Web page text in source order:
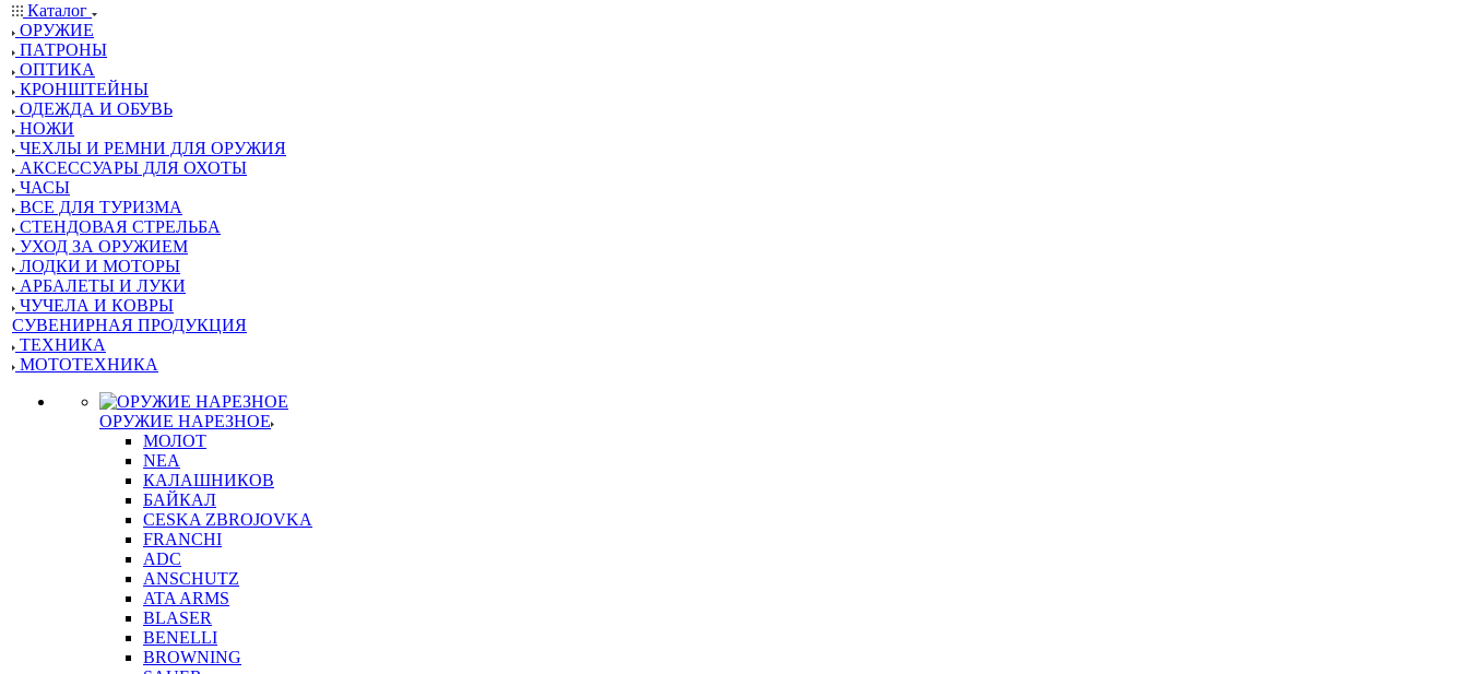
Каталог
ОРУЖИЕ
ПАТРОНЫ
ОПТИКА
КРОНШТЕЙНЫ
ОДЕЖДА И ОБУВЬ
НОЖИ
ЧЕХЛЫ И РЕМНИ ДЛЯ ОРУЖИЯ
АКСЕССУАРЫ ДЛЯ ОХОТЫ
ЧАСЫ
ВСЕ ДЛЯ ТУРИЗМА
СТЕНДОВАЯ СТРЕЛЬБА
УХОД ЗА ОРУЖИЕМ
ЛОДКИ И МОТОРЫ
АРБАЛЕТЫ И ЛУКИ
ЧУЧЕЛА И КОВРЫ
СУВЕНИРНАЯ ПРОДУКЦИЯ
ТЕХНИКА
МОТОТЕХНИКА
ОРУЖИЕ НАРЕЗНОЕ
МОЛОТ
NEA
КАЛАШНИКОВ
БАЙКАЛ
CESKA ZBROJOVKA
FRANCHI
ADC
ANSCHUTZ
ATA ARMS
BLASER
BENELLI
BROWNING